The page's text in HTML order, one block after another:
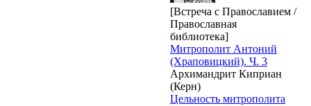
[Встреча с Православием /
Православная
библиотека]
Митрополит Антоний
(Храповицкий). Ч. 3
Архимандрит Киприан
(Керн)
Цельность митрополита